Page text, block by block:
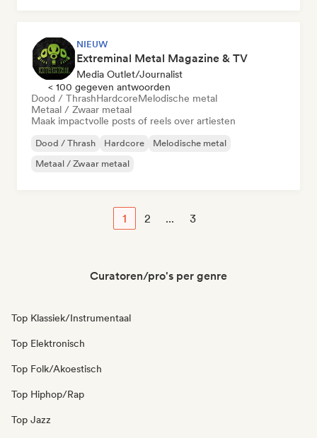
NIEUW
Extreminal Metal Magazine & TV
Media Outlet/Journalist
< 100 gegeven antwoorden
Dood / ThrashHardcoreMelodische metal
Metaal / Zwaar metaal
Maak impactvolle posts of reels over artiesten
Dood / Thrash Hardcore
Melodische metal
Metaal / Zwaar metaal
1 2 ... 3
Curatoren/pro's per genre
Top Klassiek/Instrumentaal
Top Elektronisch
Top Folk/Akoestisch
Top Hiphop/Rap
Top Jazz